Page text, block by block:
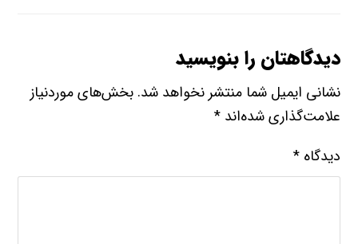
دیدگاهتان را بنویسید
نشانی ایمیل شما منتشر نخواهد شد. بخش‌های موردنیاز
علامت‌گذاری شده‌اند*
دیدگاه*